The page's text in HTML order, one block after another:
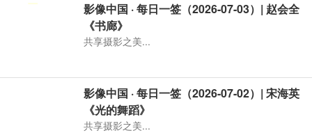
影像中国 · 每日一签（2026-07-03）| 赵会全
《书廊》
共享摄影之美...
影像中国 · 每日一签（2026-07-02）| 宋海英
《光的舞蹈》
共享摄影之美...